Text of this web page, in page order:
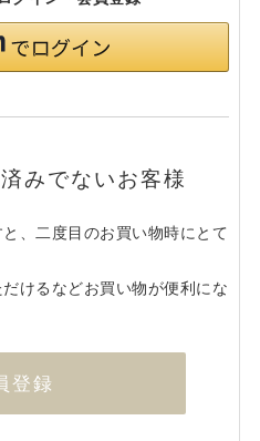
みでないお客様
、二度目のお買い物時にとて
けるなどお買い物が便利にな
登録